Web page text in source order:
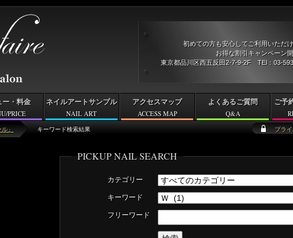
」 キーワード検索結果
PICKUP NAIL SEARCH
カテゴリー
キーワード
フリーワード
プラ
初めての方も安心してご利用いただ
お得な割引キャンペーン
東京都品川区西五反田2-7-9-2F TEl：03-
ー・料金
PRICE
ネイルアートサンプル
NAIL ART
アクセスマップ
ACCESS MAP
よくあるご質問
Q&A
ご予